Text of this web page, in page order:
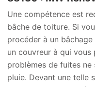
Une compétence est
bâche de toiture. Si
procéder à un
un couvreur à qui vous
problèmes de fuites ne
pluie. Devant une telle